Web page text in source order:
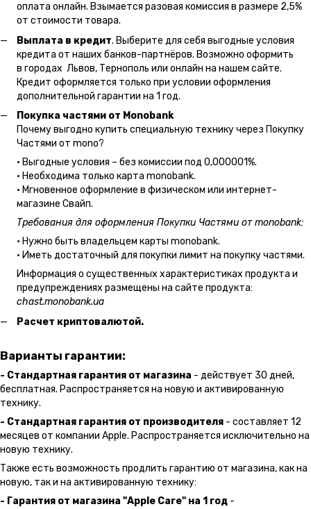
оплата онлайн. Взымается разовая комиссия в размере 2,5%
от стоимости товара.
Выплата в кредит. Выберите для себя выгодные условия
кредита от наших банков-партнёров. Возможно оформить
в городах Львов, Тернополь или онлайн на нашем сайте.
Кредит оформляется только при условии оформления
дополнительной гарантии на 1 год.
Покупка частями от Monobank
Почему выгодно купить специальную технику через Покупку
Частями от mono?
• Выгодные условия – без комиссии под 0,000001%.
• Необходима только карта monobank.
• Мгновенное оформление в физическом или интернет-
магазине Cвайп.
Требования для оформления Покупки Частями от monobank:
• Нужно быть владельцем карты monobank.
• Иметь достаточный для покупки лимит на покупку частями.
Информация о существенных характеристиках продукта и
предупреждениях размещены на сайте продукта:
chast.monobank.ua
Расчет криптовалютой.
Варианты гарантии:
- Стандартная гарантия от магазина - действует 30 дней,
бесплатная. Распространяется на новую и активированную
технику.
- Стандартная гарантия от производителя - составляет 12
месяцев от компании Apple. Распространяется исключительно на
новую технику.
Также есть возможность продлить гарантию от магазина, как на
новую, так и на активированную технику:
- Гарантия от магазина "Apple Care" на 1 год -